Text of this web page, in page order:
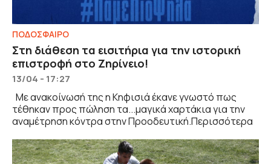
ΠΟΔΟΣΦΑΙΡΟ
Στη διάθεση τα εισιτήρια για την ιστορική
επιστροφή στο Ζηρίνειο!
13/04 - 17:27
Με ανακοίνωσή της η Κηφισιά έκανε γνωστό πως
τέθηκαν προς πώληση τα...μαγικά χαρτάκια για την
αναμέτρηση κόντρα στην Προοδευτική.Περισσότερα